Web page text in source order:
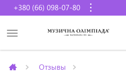
+380 (66) 098-07-80
Отзывы